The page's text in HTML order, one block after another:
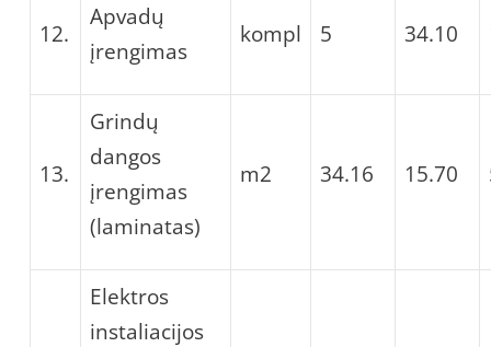
12.
Apvadų
įrengimas
kompl 5 34.10
13.
Grindų
dangos
įrengimas
(laminatas)
m2 34.16 15.70
Elektros
instaliacijos